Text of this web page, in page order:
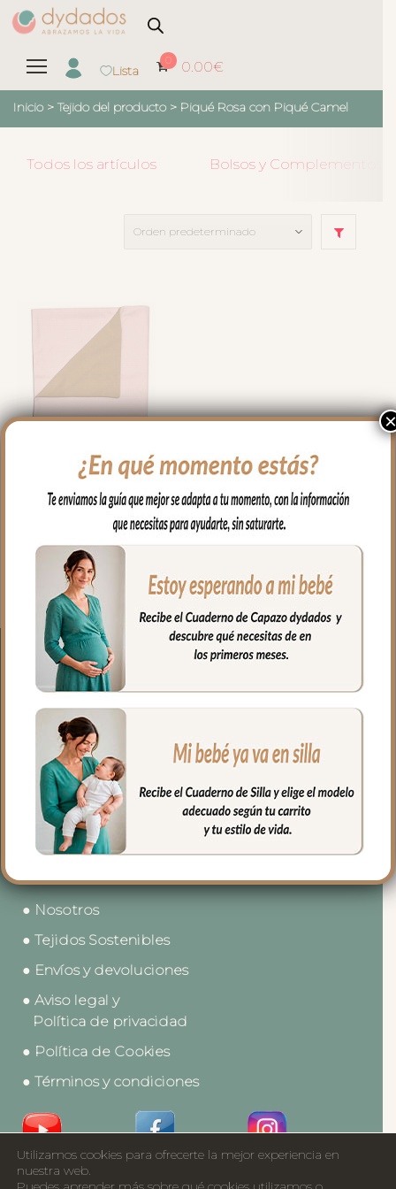
Lista
0 0.00€
Inicio > Tejido del producto > Piqué Rosa con Piqué Camel
Todos los artículos Bolsos y Complementos
1977 Mantitas kin-Francis
Rosa con Tostado
47.00€
Seleccionar opciones
● Coste Envío 3.90€ a la Península.
-Envío incluido para
compras superiores a 150€.
● Fecha tope servicio de pedidos 12 días
laborables.
● Contacto
● Nosotros
● Tejidos Sostenibles
● Envíos y devoluciones
● Aviso legal y
Política de privacidad
● Política de Cookies
● Términos y condiciones
Acceso a Profesionales
×
Utilizamos cookies para ofrecerte la mejor experiencia en
nuestra web.